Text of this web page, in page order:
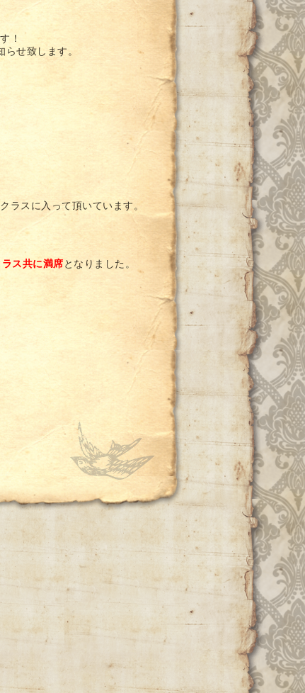
！
せ致します。
ラスに入って頂いています。
ス共に満席 となりました。